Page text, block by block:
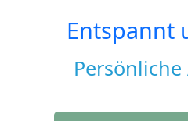
Entspannt